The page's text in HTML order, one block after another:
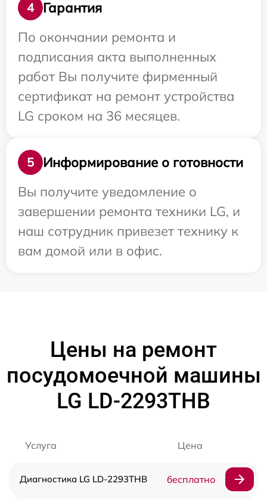
4
Гарантия
По окончании ремонта и
подписания акта выполненных
работ Вы получите фирменный
сертификат на ремонт устройства
LG сроком на 36 месяцев.
5
Информирование о готовности
Вы получите уведомление о
завершении ремонта техники LG, и
наш сотрудник привезет технику к
вам домой или в офис.
Цены на ремонт
посудомоечной машины
LG LD-2293THB
Услуга Цена
Диагностика LG LD-2293THB бесплатно